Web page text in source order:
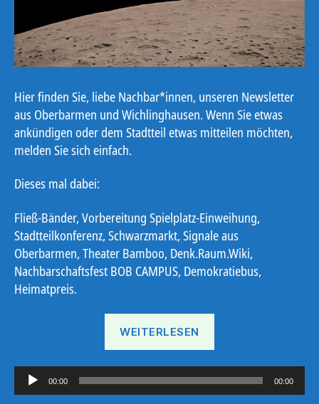
Hier finden Sie, liebe Nachbar*innen, unseren Newsletter
aus Oberbarmen und Wichlinghausen. Wenn Sie etwas
ankündigen oder dem Stadtteil etwas mitteilen möchten,
melden Sie sich einfach.
Dieses mal dabei:
Fließ-Bänder, Vorbereitung Spielplatz-Einweihung,
Stadtteilkonferenz, Schwarzmarkt, Signale aus
Oberbarmen, Theater Bamboo, Denk.Raum.Wiki,
Nachbarschaftsfest BOB CAMPUS, Demokratiebus,
Heimatpreis.
WEITERLESEN
u
00:00 00:00